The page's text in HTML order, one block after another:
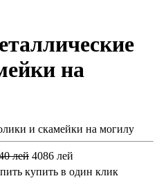
на
и скамейки на могилу
лей 4086 лей
купить в один клик